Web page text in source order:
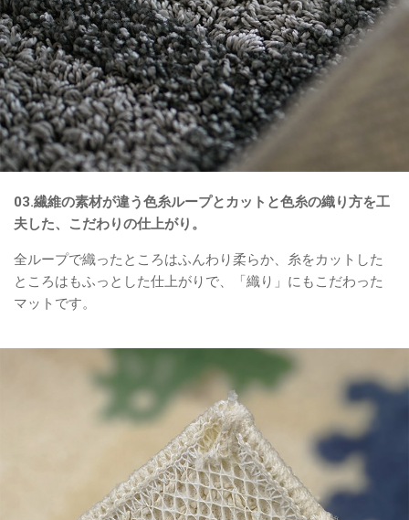
03.繊維の素材が違う色糸ループとカットと色糸の織り方を工
夫した、こだわりの仕上がり。
全ループで織ったところはふんわり柔らか、糸をカットした
ところはもふっとした仕上がりで、「織り」にもこだわった
マットです。